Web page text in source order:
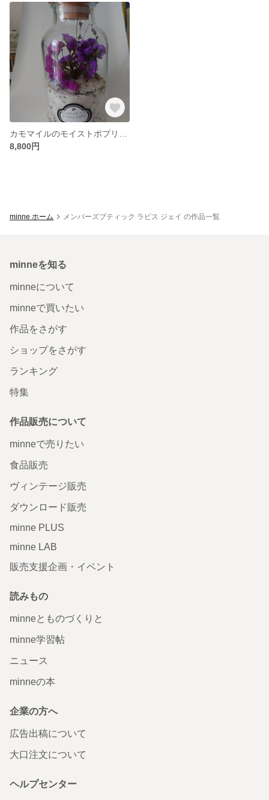
8,800円
minne ホーム メンバーズブティック ラピス ジェイ の作品一覧
minneを知る
minneについて
minneで買いたい
作品をさがす
ショップをさがす
ランキング
特集
作品販売について
minneで売りたい
食品販売
ヴィンテージ販売
ダウンロード販売
minne PLUS
minne LAB
販売支援企画・イベント
読みもの
minneとものづくりと
minne学習帖
ニュース
minneの本
企業の方へ
広告出稿について
大口注文について
ヘルプセンター